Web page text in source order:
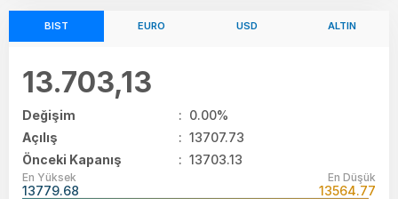
BIST EURO USD ALTIN
13.703,13
Değişim : 0.00%
Açılış
: 13707.73
Önceki Kapanış
: 13703.13
En Yüksek
13779.68
En Düşük
13564.77